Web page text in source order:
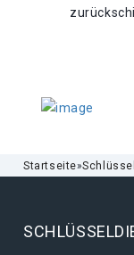
Startseite»